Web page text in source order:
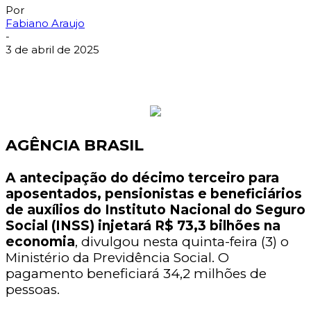
Por
Fabiano Araujo
-
3 de abril de 2025
AGÊNCIA BRASIL
A antecipação do décimo terceiro para
aposentados, pensionistas e beneficiários
de auxílios do Instituto Nacional do Seguro
Social (INSS) injetará R$ 73,3 bilhões na
economia, divulgou nesta quinta-feira (3) o
Ministério da Previdência Social. O
pagamento beneficiará 34,2 milhões de
pessoas.